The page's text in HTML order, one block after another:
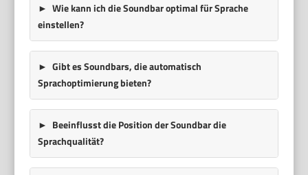
Wie kann ich die Soundbar optimal für Sprache
einstellen?
Gibt es Soundbars, die automatisch
Sprachoptimierung bieten?
Beeinflusst die Position der Soundbar die
Sprachqualität?